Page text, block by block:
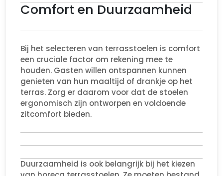
Comfort en Duurzaamheid
Bij het selecteren van terrasstoelen is comfort
een cruciale factor om rekening mee te
houden. Gasten willen ontspannen kunnen
genieten van hun maaltijd of drankje op het
terras. Zorg er daarom voor dat de stoelen
ergonomisch zijn ontworpen en voldoende
zitcomfort bieden.
Duurzaamheid is ook belangrijk bij het kiezen